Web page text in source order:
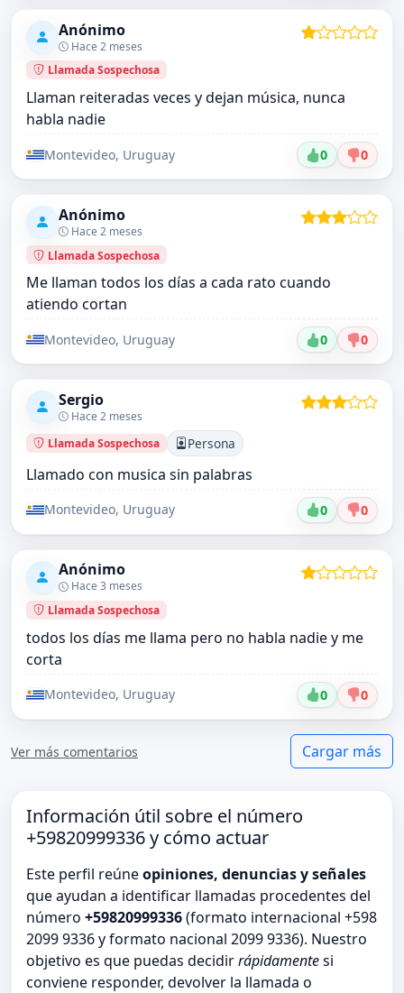
Anónimo
Hace 2 meses
Llamada Sospechosa
Llaman reiteradas veces y dejan música, nunca
habla nadie
Montevideo, Uruguay 0 0
Anónimo
Hace 2 meses
Llamada Sospechosa
Me llaman todos los días a cada rato cuando
atiendo cortan
Montevideo, Uruguay 0 0
Sergio
Hace 2 meses
Llamada Sospechosa
Persona
Llamado con musica sin palabras
Montevideo, Uruguay 0 0
Anónimo
Hace 3 meses
Llamada Sospechosa
todos los días me llama pero no habla nadie y me
corta
Montevideo, Uruguay 0 0
Ver más comentarios Cargar más
Información útil sobre el número
+59820999336 y cómo actuar
Este perfil reúneopiniones, denuncias y señales
que ayudan a identificar llamadas procedentes del
número +59820999336(formato internacional +598
2099 9336 y formato nacional 2099 9336). Nuestro
objetivo es que puedas decidirrápidamentesi
conviene responder, devolver la llamada o